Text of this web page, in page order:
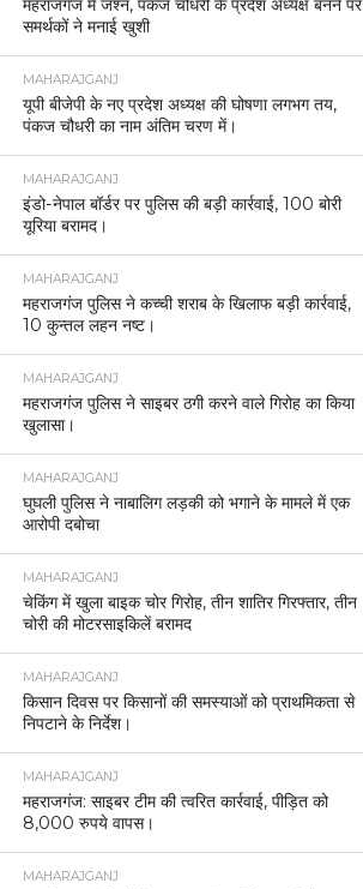
महराजगंज में जश्न, पंकज चौधरी के प्रदेश अध्यक्ष बनने पर
समर्थकों ने मनाई खुशी
MAHARAJGANJ
यूपी बीजेपी के नए प्रदेश अध्यक्ष की घोषणा लगभग तय,
पंकज चौधरी का नाम अंतिम चरण में।
MAHARAJGANJ
इंडो-नेपाल बॉर्डर पर पुलिस की बड़ी कार्रवाई, 100 बोरी
यूरिया बरामद।
MAHARAJGANJ
महराजगंज पुलिस ने कच्ची शराब के खिलाफ बड़ी कार्रवाई,
10 कुन्तल लहन नष्ट।
MAHARAJGANJ
महराजगंज पुलिस ने साइबर ठगी करने वाले गिरोह का किया
खुलासा।
MAHARAJGANJ
घुघली पुलिस ने नाबालिग लड़की को भगाने के मामले में एक
आरोपी दबोचा
MAHARAJGANJ
चेकिंग में खुला बाइक चोर गिरोह, तीन शातिर गिरफ्तार, तीन
चोरी की मोटरसाइकिलें बरामद
MAHARAJGANJ
किसान दिवस पर किसानों की समस्याओं को प्राथमिकता से
निपटाने के निर्देश।
MAHARAJGANJ
महराजगंज: साइबर टीम की त्वरित कार्रवाई, पीड़ित को
8,000 रुपये वापस।
MAHARAJGANJ